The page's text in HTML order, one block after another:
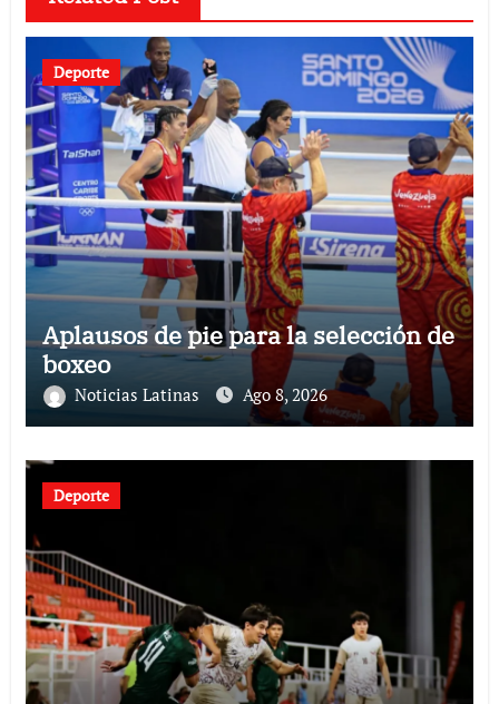
Deporte
Aplausos de pie para la selección de
boxeo
Noticias Latinas Ago 8, 2026
Deporte